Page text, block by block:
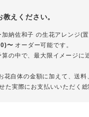
教えください。
加納佐和子 の生花アレンジ(
〜 オーダー可能です。
の中で、最大限イメージに
自体の金額に加えて、送料
た実際にお支払いいただく総